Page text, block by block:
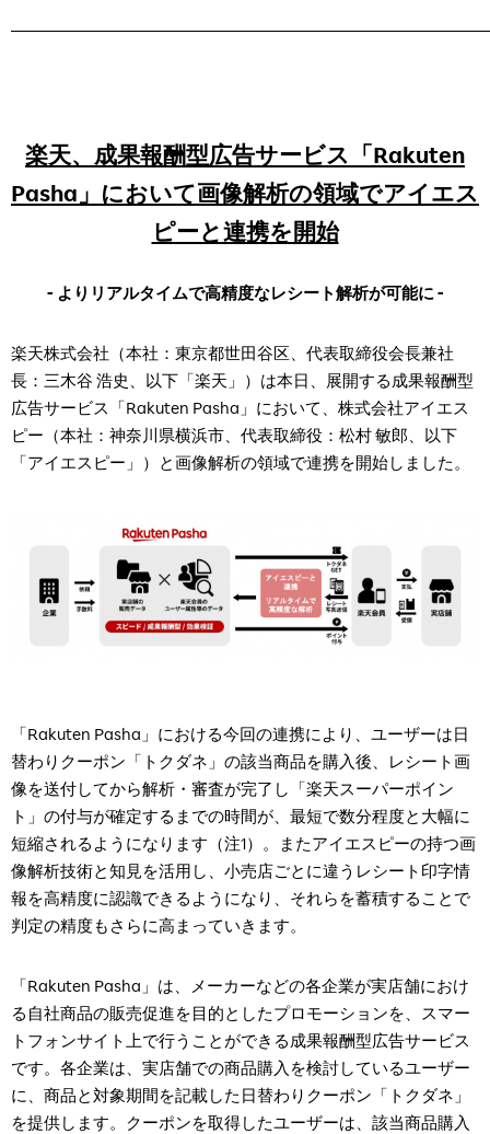
楽天、成果報酬型広告サービス「Rakuten
Pasha」において画像解析の領域でアイエス
ピーと連携を開始
- よりリアルタイムで高精度なレシート解析が可能に -
楽天株式会社（本社：東京都世田谷区、代表取締役会長兼社
長：三木谷 浩史、以下「楽天」）は本日、展開する成果報酬型
広告サービス「Rakuten Pasha」において、株式会社アイエス
ピー（本社：神奈川県横浜市、代表取締役：松村 敏郎、以下
「アイエスピー」）と画像解析の領域で連携を開始しました。
「Rakuten Pasha」における今回の連携により、ユーザーは日
替わりクーポン「トクダネ」の該当商品を購入後、レシート画
像を送付してから解析・審査が完了し「楽天スーパーポイン
ト」の付与が確定するまでの時間が、最短で数分程度と大幅に
短縮されるようになります（注1）。またアイエスピーの持つ画
像解析技術と知見を活用し、小売店ごとに違うレシート印字情
報を高精度に認識できるようになり、それらを蓄積することで
判定の精度もさらに高まっていきます。
「Rakuten Pasha」は、メーカーなどの各企業が実店舗におけ
る自社商品の販売促進を目的としたプロモーションを、スマー
トフォンサイト上で行うことができる成果報酬型広告サービス
です。各企業は、実店舗での商品購入を検討しているユーザー
に、商品と対象期間を記載した日替わりクーポン「トクダネ」
を提供します。クーポンを取得したユーザーは、該当商品購入